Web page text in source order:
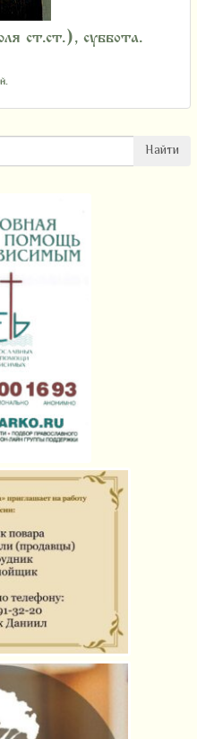
ст.ст.), суббота.
Найти